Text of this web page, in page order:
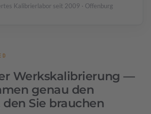
Kalibrierlabor seit 2009 · Offenburg
Werkskalibrierung —
genau den
den Sie brauchen